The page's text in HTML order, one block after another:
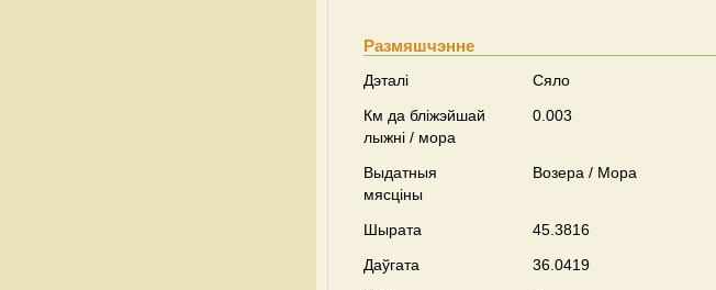
Размяшчэнне
Дэталі
Сяло
Км да бліжэйшай
лыжні / мора
0.003
Выдатныя
мясціны
Возера / Мора
Шырата
45.3816
Даўгата
36.0419